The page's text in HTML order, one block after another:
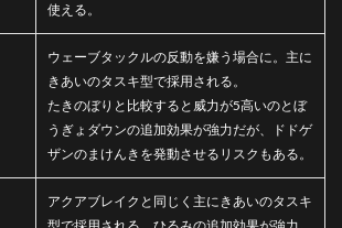
使える。
ウェーブタックルの反動を嫌う場合に。主に
きあいのタスキ型で採用される。
たきのぼりと比較すると威力が5高いのとぼ
うぎょダウンの追加効果が強力だが、ドドゲ
ザンのまけんきを発動させるリスクもある。
アクアブレイクと同じく主にきあいのタスキ